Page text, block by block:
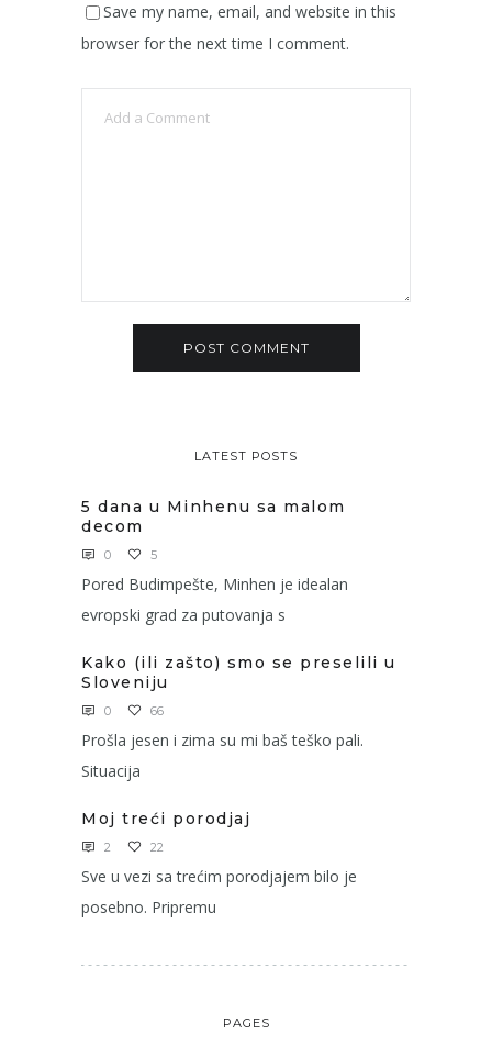
Save my name, email, and website in this
browser for the next time I comment.
LATEST POSTS
5 dana u Minhenu sa malom
decom
0 5
Pored Budimpešte, Minhen je idealan
evropski grad za putovanja s
Kako (ili zašto) smo se preselili u
Sloveniju
0 66
Prošla jesen i zima su mi baš teško pali.
Situacija
Moj treći porodjaj
2 22
Sve u vezi sa trećim porodjajem bilo je
posebno. Pripremu
PAGES